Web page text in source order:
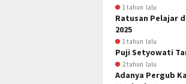
1 tahun lalu
Ratusan Pelajar
2025
1 tahun lalu
Puji Setyowati
2 tahun lalu
Adanya Pergub